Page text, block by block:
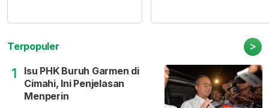
Terpopuler >
1
Isu PHK Buruh Garmen di
Cimahi, Ini Penjelasan
Menperin